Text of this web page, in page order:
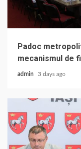
Padoc
mecanismul de
admin 3 days ago